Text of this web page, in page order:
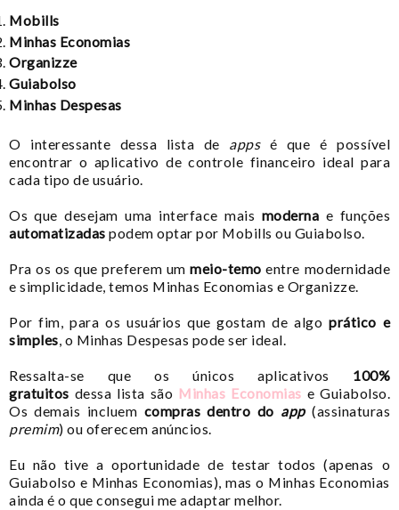
Mobills
Minhas Economias
Organizze
Guiabolso
Minhas Despesas
O interessante dessa lista de appsé que é possível
encontrar o aplicativo de controle financeiro ideal para
cada tipo de usuário.
Os que desejam uma interface mais moderna e funções
automatizadas podem optar por Mobills ou Guiabolso.
Pra os os que preferem ummeio-temo entre modernidade
e simplicidade, temos Minhas Economias e Organizze.
Por fim, para os usuários que gostam de algoprático e
simples, o Minhas Despesas pode ser ideal.
Ressalta-se que os únicos aplicativos 100%
gratuitos dessa lista são Minhas Economias e Guiabolso.
Os demais incluem compras dentro do app(assinaturas
premim) ou oferecem anúncios.
Eu não tive a oportunidade de testar todos (apenas o
Guiabolso e Minhas Economias), mas o Minhas Economias
ainda é o que consegui me adaptar melhor.